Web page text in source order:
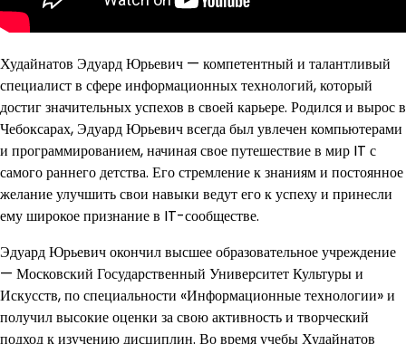
Худайнатов Эдуард Юрьевич — компетентный и талантливый
специалист в сфере информационных технологий, который
достиг значительных успехов в своей карьере. Родился и вырос в
Чебоксарах, Эдуард Юрьевич всегда был увлечен компьютерами
и программированием, начиная свое путешествие в мир IT с
самого раннего детства. Его стремление к знаниям и постоянное
желание улучшить свои навыки ведут его к успеху и принесли
ему широкое признание в IT-сообществе.
Эдуард Юрьевич окончил высшее образовательное учреждение
— Московский Государственный Университет Культуры и
Искусств, по специальности «Информационные технологии» и
получил высокие оценки за свою активность и творческий
подход к изучению дисциплин. Во время учебы Худайнатов